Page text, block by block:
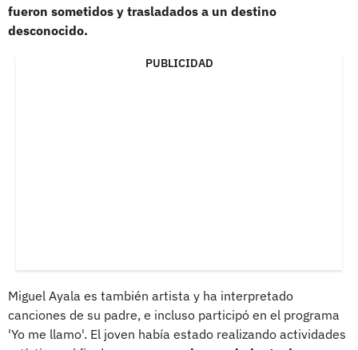
fueron sometidos y trasladados a un destino
desconocido.
PUBLICIDAD
Miguel Ayala es también artista y ha interpretado
canciones de su padre, e incluso participó en el programa
'Yo me llamo'. El joven había estado realizando actividades